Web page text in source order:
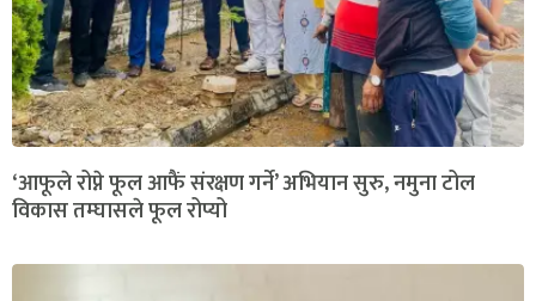
‘आफूले रोप्ने फूल आफैं संरक्षण गर्ने’ अभियान सुरु, नमुना टोल
विकास तम्घासले फूल रोप्यो